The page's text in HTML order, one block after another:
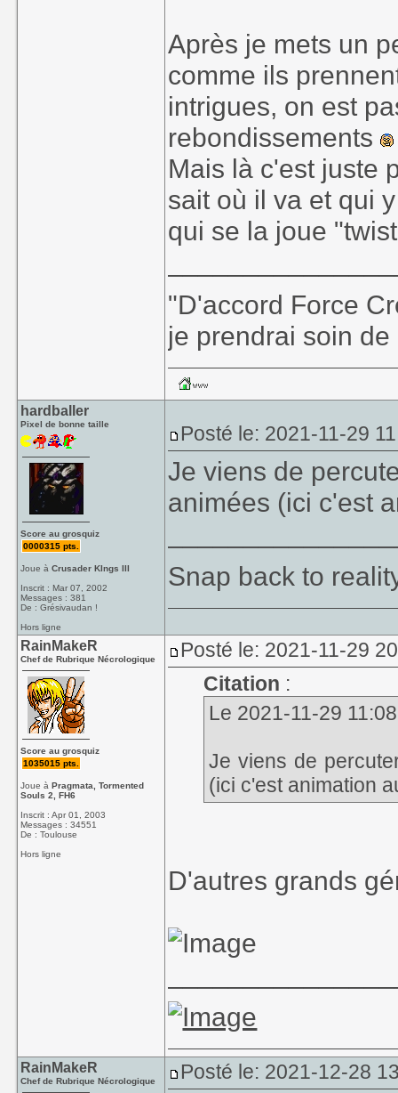
Après je mets un
comme ils
intrigues, on est
rebondissements
Mais là c'est juste
sait où il va et qui
qui se la joue
"D'accord Force
je prendrai soin
hardballer
Pixel de bonne taille
Score au grosquiz
0000315 pts.
Joue àCrusader KIngs III
Inscrit : Mar 07, 2002
Messages : 381
De : Grésivaudan !
Hors ligne
Posté le: 2021-11-29
Je viens de
animées (ici c'est
Snap back to
RainMakeR
Chef de Rubrique Nécrologique
Score au grosquiz
1035015 pts.
Joue àPragmata, Tormented
Souls 2, FH6
Inscrit : Apr 01, 2003
Messages : 34551
De : Toulouse
Hors ligne
Posté le: 2021-11-29
Citation :
Le 2021-11-29
Je viens de
(ici c'est animation
D'autres grands
RainMakeR
Chef de Rubrique Nécrologique Posté le: 2021-12-28